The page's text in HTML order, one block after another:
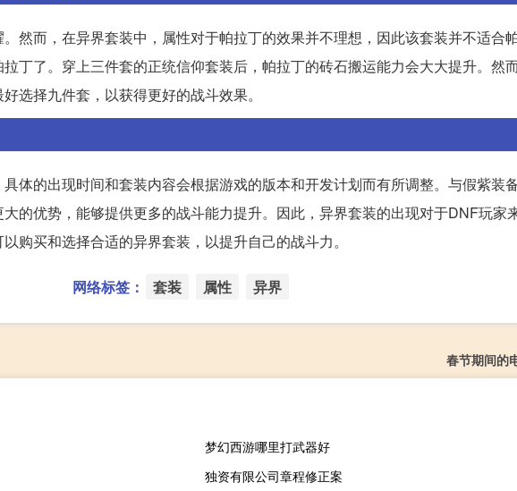
然而，在异界套装中，属性对于帕拉丁的效果并不理想，因此该套装并不适合帕
丁了。穿上三件套的正统信仰套装后，帕拉丁的砖石搬运能力会大大提升。然
选择九件套，以获得更好的战斗效果。
体的出现时间和套装内容会根据游戏的版本和开发计划而有所调整。与假紫装
的优势，能够提供更多的战斗能力提升。因此，异界套装的出现对于DNF玩家
购买和选择合适的异界套装，以提升自己的战斗力。
网络标签： 套装 属性 异界
春节期间的
梦幻西游哪里打武器好
独资有限公司章程修正案